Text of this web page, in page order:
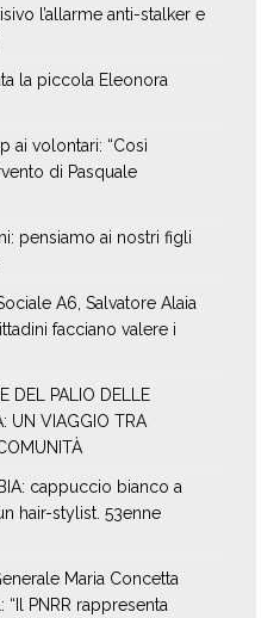
l’allarme anti-stalker e
la piccola Eleonora
ai volontari: “Così
di Pasquale
pensiamo ai nostri figli
A6, Salvatore Alaia
facciano valere i
DEL PALIO DELLE
UN VIAGGIO TRA
cappuccio bianco a
hair-stylist. 53enne
Maria Concetta
PNRR rappresenta